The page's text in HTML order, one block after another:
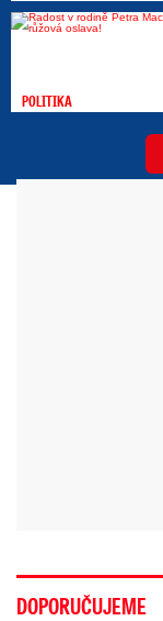
POLITIKA
DOPORUČUJEME